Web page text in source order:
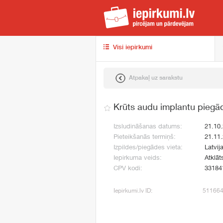
Visi iepirkumi
Atpakaļ uz sarakstu
Krūts audu implantu
Izsludināšanas datums:
Pieteikšanās termiņš:
Izpildes/piegādes vieta:
Iepirkuma veids:
CPV kodi:
Iepirkumi.lv ID: